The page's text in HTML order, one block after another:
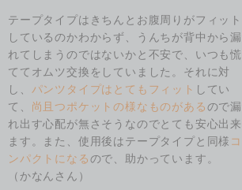
テープタイプはきちんとお腹周りがフィット
しているのかわからず、うんちが背中から漏
れてしまうのではないかと不安で、いつも慌
ててオムツ交換をしていました。それに対
し、 パンツタイプはとてもフィット してい
て、 尚且つポケットの様なものがあるので漏
れ出す心配が無さそうなのでとても安心出来
ます。また、使用後はテープタイプと同様 コ
ンパクトになるので、助かっています。
（かなんさん）